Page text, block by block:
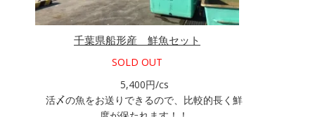
千葉県船形産 鮮魚セット
SOLD OUT
5,400円/cs
活〆の魚をお送りできるので、比較的長く鮮